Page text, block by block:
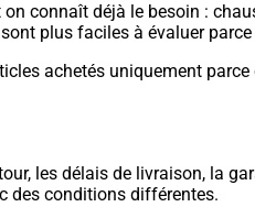
connaît déjà le besoin :
plus faciles à évaluer
achetés uniquement
les délais de livraison, la
des conditions différentes.